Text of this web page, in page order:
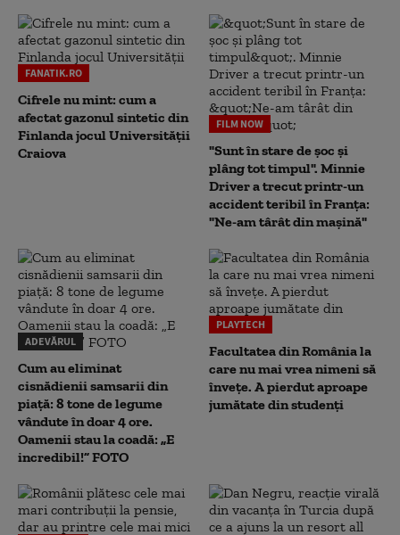
FANATIK.RO
Cifrele nu mint: cum a
afectat gazonul sintetic din
Finlanda jocul Universității
Craiova
FILM NOW
"Sunt în stare de șoc și
plâng tot timpul". Minnie
Driver a trecut printr-un
accident teribil în Franța:
"Ne-am târât din mașină"
ADEVĂRUL
Cum au eliminat
cisnădienii samsarii din
piață: 8 tone de legume
vândute în doar 4 ore.
Oamenii stau la coadă: „E
incredibil!” FOTO
PLAYTECH
Facultatea din România la
care nu mai vrea nimeni să
înveţe. A pierdut aproape
jumătate din studenţi